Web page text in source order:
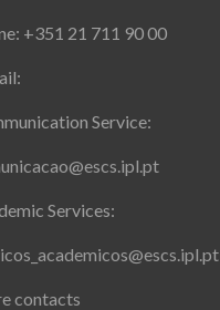
+351 21 711 90 00
Service:
Services:
contacts